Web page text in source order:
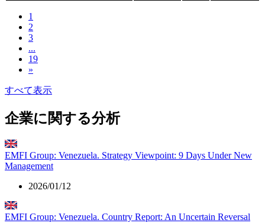
1
2
3
...
19
»
すべて表示
企業に関する分析
EMFI Group: Venezuela. Strategy Viewpoint: 9 Days Under New
Management
2026/01/12
EMFI Group: Venezuela. Country Report: An Uncertain Reversal